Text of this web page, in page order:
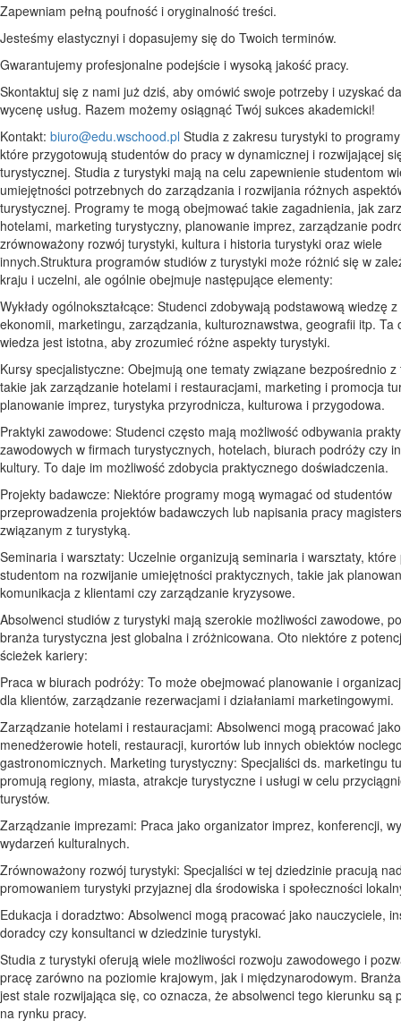
Zapewniam pełną poufność i oryginalność treści.
Jesteśmy elastycznyi i dopasujemy się do Twoich terminów.
Gwarantujemy profesjonalne podejście i wysoką jakość pracy.
Skontaktuj się z nami już dziś, aby omówić swoje potrzeby i uzyskać
wycenę usług. Razem możemy osiągnąć Twój sukces akademicki!
Kontakt: biuro@edu.wschood.pl Studia z zakresu turystyki to
które przygotowują studentów do pracy w dynamicznej i rozwijającej
turystycznej. Studia z turystyki mają na celu zapewnienie studentom
umiejętności potrzebnych do zarządzania i rozwijania różnych
turystycznej. Programy te mogą obejmować takie zagadnienia, jak
hotelami, marketing turystyczny, planowanie imprez, zarządzanie
zrównoważony rozwój turystyki, kultura i historia turystyki oraz wiele
innych.Struktura programów studiów z turystyki może różnić się w
kraju i uczelni, ale ogólnie obejmuje następujące elementy:
Wykłady ogólnokształcące: Studenci zdobywają podstawową wiedzę
ekonomii, marketingu, zarządzania, kulturoznawstwa, geografii itp. Ta
wiedza jest istotna, aby zrozumieć różne aspekty turystyki.
Kursy specjalistyczne: Obejmują one tematy związane bezpośrednio z
takie jak zarządzanie hotelami i restauracjami, marketing i promocja
planowanie imprez, turystyka przyrodnicza, kulturowa i przygodowa.
Praktyki zawodowe: Studenci często mają możliwość odbywania
zawodowych w firmach turystycznych, hotelach, biurach podróży czy
kultury. To daje im możliwość zdobycia praktycznego doświadczenia.
Projekty badawcze: Niektóre programy mogą wymagać od studentów
przeprowadzenia projektów badawczych lub napisania pracy
związanym z turystyką.
Seminaria i warsztaty: Uczelnie organizują seminaria i warsztaty, które
studentom na rozwijanie umiejętności praktycznych, takie jak
komunikacja z klientami czy zarządzanie kryzysowe.
Absolwenci studiów z turystyki mają szerokie możliwości zawodowe,
branża turystyczna jest globalna i zróżnicowana. Oto niektóre z
ścieżek kariery:
Praca w biurach podróży: To może obejmować planowanie i
dla klientów, zarządzanie rezerwacjami i działaniami marketingowymi.
Zarządzanie hotelami i restauracjami: Absolwenci mogą pracować jako
menedżerowie hoteli, restauracji, kurortów lub innych obiektów
gastronomicznych. Marketing turystyczny: Specjaliści ds. marketingu
promują regiony, miasta, atrakcje turystyczne i usługi w celu
turystów.
Zarządzanie imprezami: Praca jako organizator imprez, konferencji,
wydarzeń kulturalnych.
Zrównoważony rozwój turystyki: Specjaliści w tej dziedzinie pracują
promowaniem turystyki przyjaznej dla środowiska i społeczności
Edukacja i doradztwo: Absolwenci mogą pracować jako nauczyciele,
doradcy czy konsultanci w dziedzinie turystyki.
Studia z turystyki oferują wiele możliwości rozwoju zawodowego i
pracę zarówno na poziomie krajowym, jak i międzynarodowym.
jest stale rozwijająca się, co oznacza, że absolwenci tego kierunku są
na rynku pracy.